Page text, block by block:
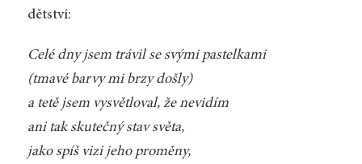
dětství:
Celé dny jsem trávil se svými pastelkami
(tmavé barvy mi brzy došly)
a tetě jsem vysvětloval, že nevidím
ani tak skutečný stav světa,
jako spíš vizi jeho proměny,